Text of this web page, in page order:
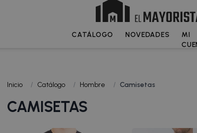
CATÁLOGO
NOVEDADES
MI
Inicio / Catálogo / Hombre / Camisetas
CAMISETAS